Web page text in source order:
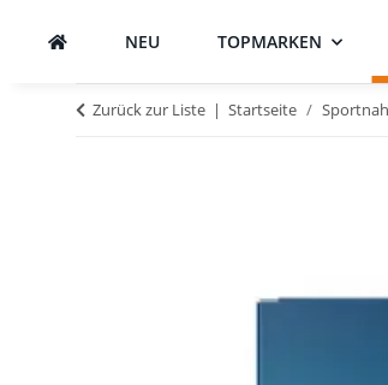
NEU TOPMARKEN
Zurück zur Liste Startseite